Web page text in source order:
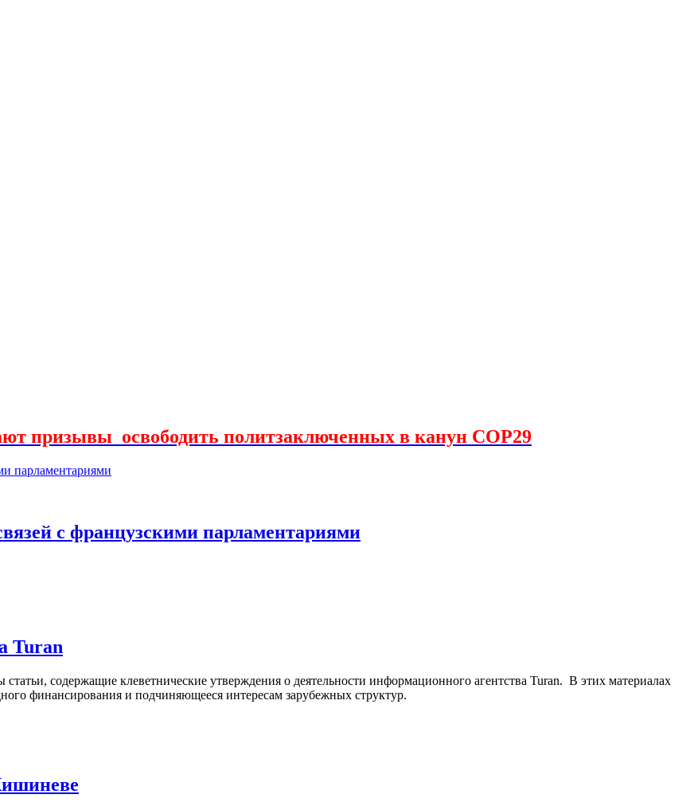
призывы освободить политзаключенных в канун COP29
с французскими парламентариями
Turan
содержащие клеветнические утверждения о деятельности информационного агентства Turan. В этих материалах
финансирования и подчиняющееся интересам зарубежных структур.